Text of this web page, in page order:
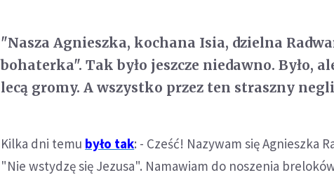
"Nasza Agnieszka, kochana Isia, dzielna
bohaterka". Tak było jeszcze niedawno. Było,
lecą gromy. A wszystko przez ten straszny
Kilka dni temu było tak: - Cześć! Nazywam się Agnieszka
"Nie wstydzę się Jezusa". Namawiam do noszenia